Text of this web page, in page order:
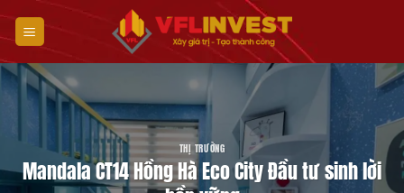
qua
nội
dung
THỊ TRƯỜNG
Mandala CT14 Hồng Hà Eco City Đầu tư sinh lời